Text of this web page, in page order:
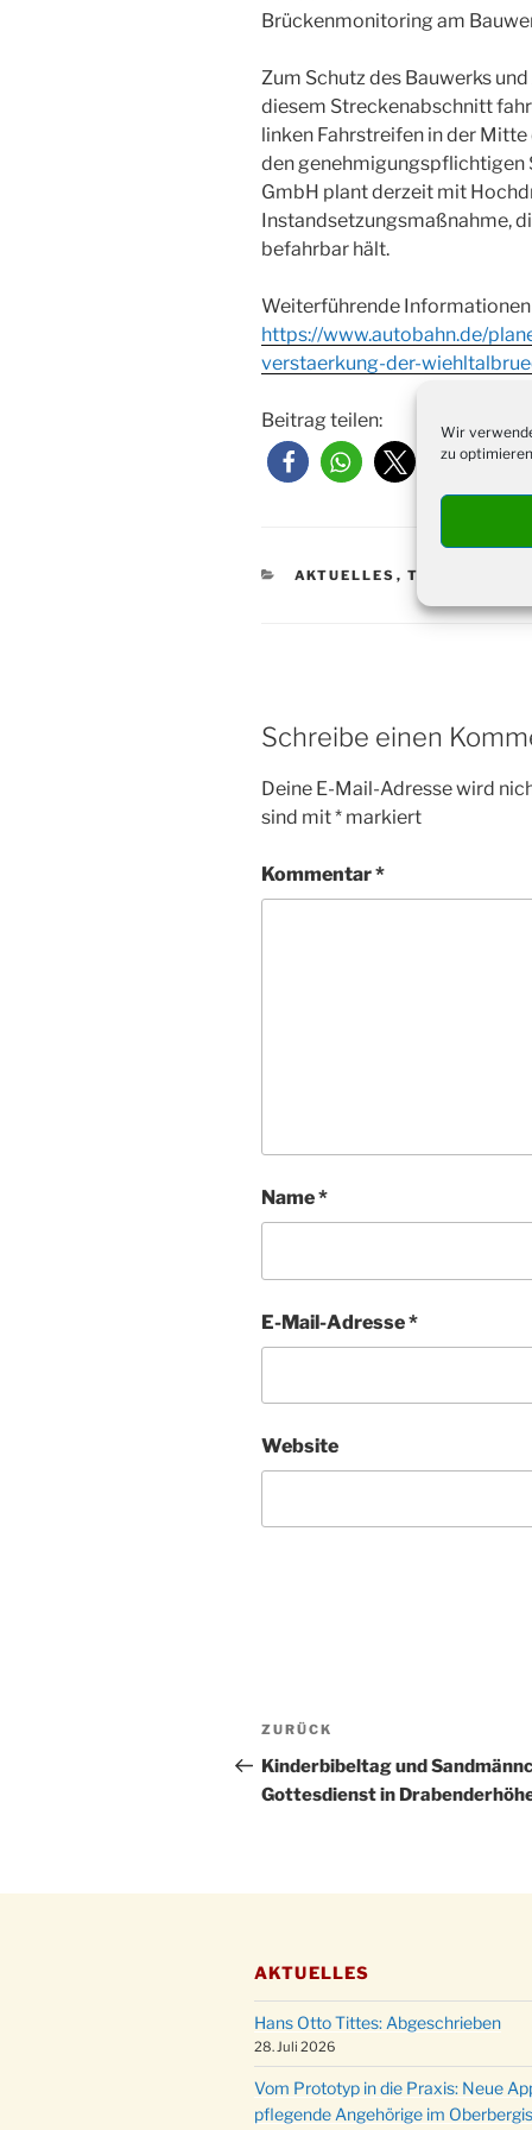
Wir
zu
Brückenmonitoring am
Zum Schutz des Bauwerks
diesem Streckenabschnitt
linken Fahrstreifen in der
den genehmigungspflichtigen
GmbH plant derzeit mit
Instandsetzungsmaßnahme,
befahrbar hält.
Weiterführende
https://www.autobahn.de/
verstaerkung-der-
Beitrag teilen:
KATEGORIEN
AKTUELLES , TERMINE
Schreibe einen
Deine E-Mail-Adresse wird
sind mit* markiert
Kommentar*
Name*
E-Mail-Adresse*
Website
Beitragsnavigation
Vorheriger
Beitrag
ZURÜCK
Kinderbibeltag und
Gottesdienst in
AKTUELLES
Hans Otto Tittes: Abgeschrieben
28. Juli 2026
Vom Prototyp in die Praxis: Neue
pflegende Angehörige im